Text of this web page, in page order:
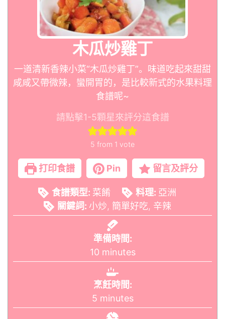
木瓜炒雞丁
一道清新香辣小菜“木瓜炒雞丁”。味道吃起來甜甜
咸咸又帶微辣，蠻開胃的，是比較新式的水果料理
食譜呢~
請點擊1-5顆星來評分這食譜
5 from 1 vote
打印食譜 Pin 留言及評分
食譜類型: 菜餚 料理: 亞洲
關鍵詞: 小炒, 簡單好吃, 辛辣
準備時間:
10 minutes
烹飪時間:
5 minutes